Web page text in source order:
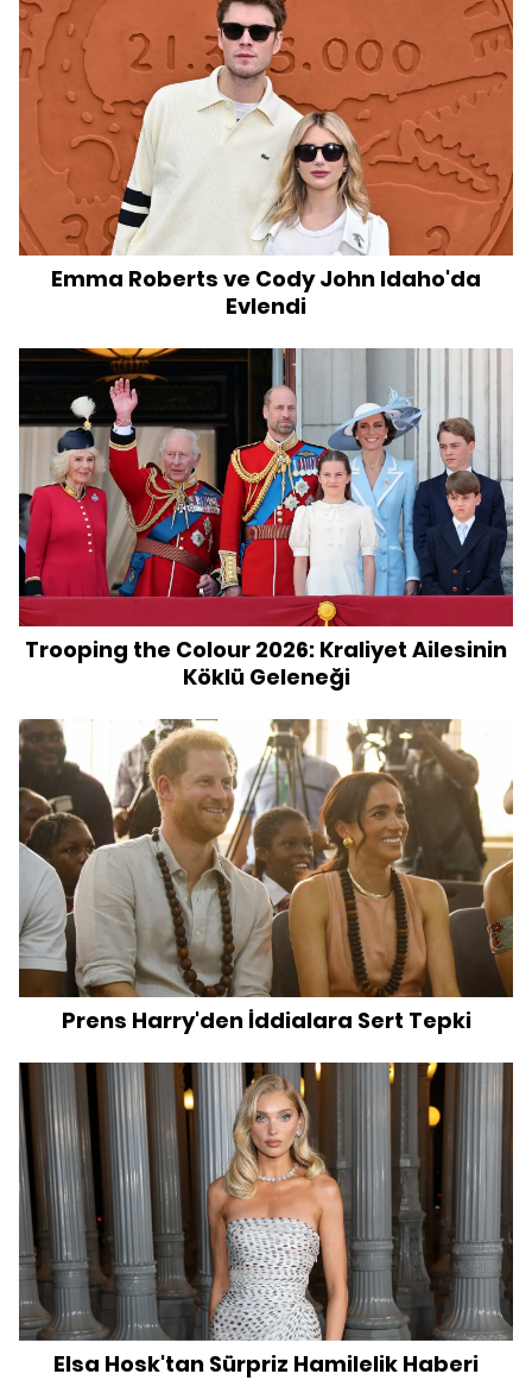
Emma Roberts ve Cody John Idaho'da
Evlendi
Trooping the Colour 2026: Kraliyet Ailesinin
Köklü Geleneği
Prens Harry'den İddialara Sert Tepki
Elsa Hosk'tan Sürpriz Hamilelik Haberi